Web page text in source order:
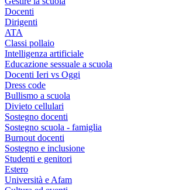
Docenti
Dirigenti
ATA
Classi pollaio
Intelligenza artificiale
Educazione sessuale a scuola
Docenti Ieri vs Oggi
Dress code
Bullismo a scuola
Divieto cellulari
Sostegno docenti
Sostegno scuola - famiglia
Burnout docenti
Sostegno e inclusione
Studenti e genitori
Estero
Università e Afam